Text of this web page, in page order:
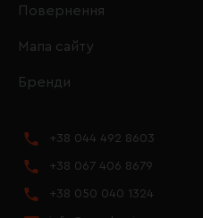
Повернення
Мапа сайту
Бренди
+38 044 492 8603
+38 067 406 8679
+38 050 040 1324